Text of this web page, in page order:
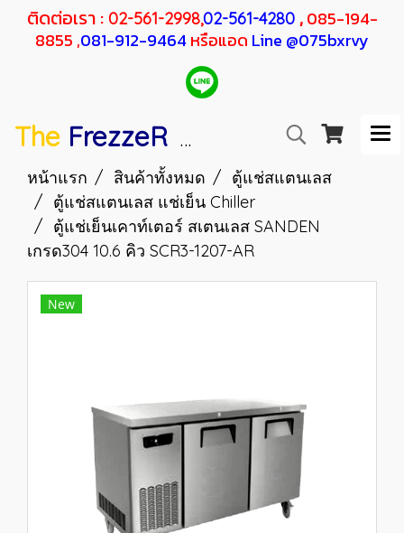
ติดต่อเรา : 02-561-2998,02-561-4280 ,085-194-
8855 ,081-912-9464หรือแอด Line @075bxrvy
The FrezzeR SANDEN F RESHER
หน้าแรก สินค้าทั้งหมด
ตู้แช่สแตนเลส
ตู้แช่สแตนเลส แช่เย็น Chiller
ตู้แช่เย็นเคาท์เตอร์ สเตนเลส SANDEN
เกรด304 10.6 คิว SCR3-1207-AR
New